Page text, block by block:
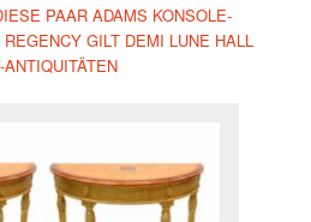
PAAR ADAMS KONSOLE-
GILT DEMI LUNE HALL